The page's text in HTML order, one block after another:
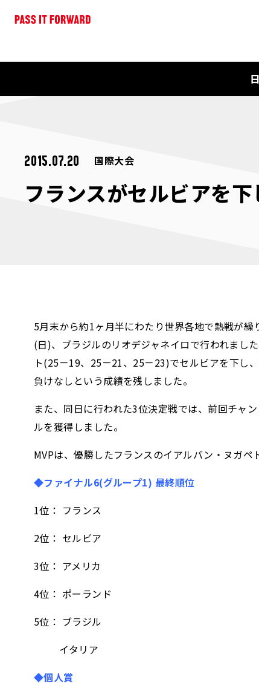
2015.07.20 国際大会
フランスがセルビアを
5月末から約1ヶ月半にわたり世界各地で熱戦が
(日)、ブラジルのリオデジャネイロで行われまし
ト(25－19、25－21、25－23)でセルビアを下し
負けなしという成績を残しました。
また、同日に行われた3位決定戦では、前回チャ
ルを獲得しました。
MVPは、優勝したフランスのイアルバン・ヌガペ
◆ファイナル6(グループ1) 最終順位
1位： フランス
2位： セルビア
3位： アメリカ
4位： ポーランド
5位： ブラジル
イタリア
◆個人賞